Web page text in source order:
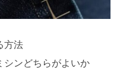
方法
シンどちらがよいか